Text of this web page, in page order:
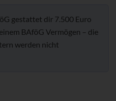
gestattet dir 7.500 Euro
BAföG Vermögen – die
werden nicht